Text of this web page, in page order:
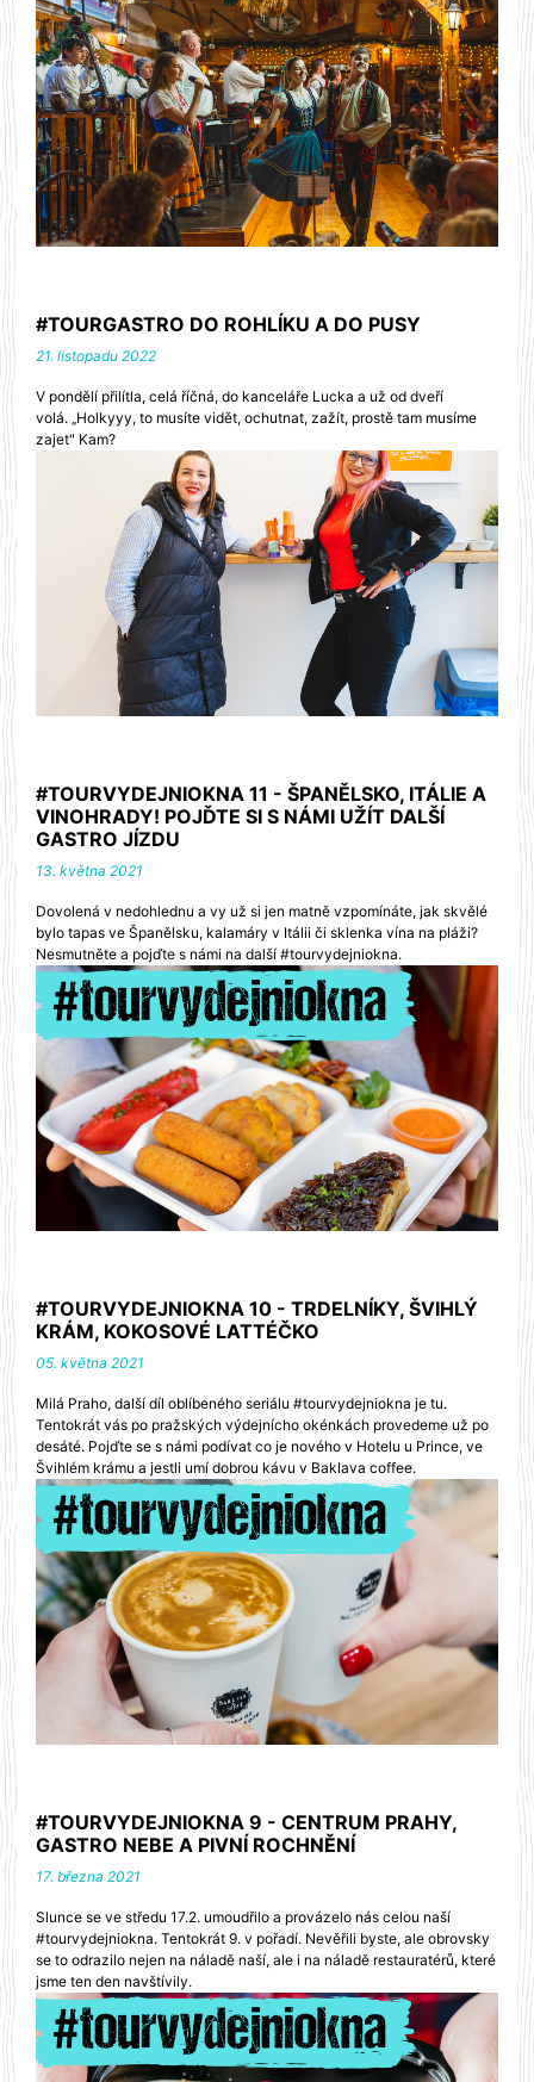
#TOURGASTRO DO ROHLÍKU A DO PUSY
21. listopadu 2022
V pondělí přilítla, celá říčná, do kanceláře Lucka a už od dveří
volá. ‚‚Holkyyy, to musíte vidět, ochutnat, zažít, prostě tam musíme
zajet" Kam?
#TOURVYDEJNIOKNA 11 - ŠPANĚLSKO, ITÁLIE A
VINOHRADY! POJĎTE SI S NÁMI UŽÍT DALŠÍ
GASTRO JÍZDU
13. května 2021
Dovolená v nedohlednu a vy už si jen matně vzpomínáte, jak skvělé
bylo tapas ve Španělsku, kalamáry v Itálii či sklenka vína na pláži?
Nesmutněte a pojďte s námi na další #tourvydejniokna.
#TOURVYDEJNIOKNA 10 - TRDELNÍKY, ŠVIHLÝ
KRÁM, KOKOSOVÉ LATTÉČKO
05. května 2021
Milá Praho, další díl oblíbeného seriálu #tourvydejniokna je tu.
Tentokrát vás po pražských výdejnícho okénkách provedeme už po
desáté. Pojďte se s námi podívat co je nového v Hotelu u Prince, ve
Švihlém krámu a jestli umí dobrou kávu v Baklava coffee.
#TOURVYDEJNIOKNA 9 - CENTRUM PRAHY,
GASTRO NEBE A PIVNÍ ROCHNĚNÍ
17. března 2021
Slunce se ve středu 17.2. umoudřilo a provázelo nás celou naší
#tourvydejniokna. Tentokrát 9. v pořadí. Nevěřili byste, ale obrovsky
se to odrazilo nejen na náladě naší, ale i na náladě restauratérů, které
jsme ten den navštívily.